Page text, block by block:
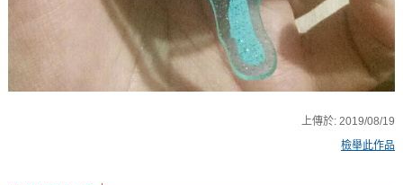
上傳於:2019/08/19
檢舉此作品